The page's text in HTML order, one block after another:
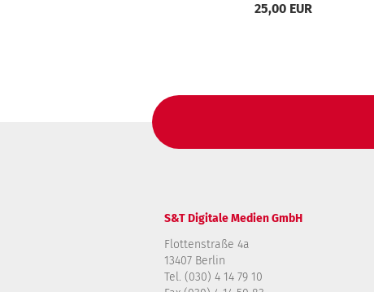
25,00 EUR
S&T Digitale Medien GmbH
Flottenstraße 4a
13407 Berlin
Tel. (030) 4 14 79 10